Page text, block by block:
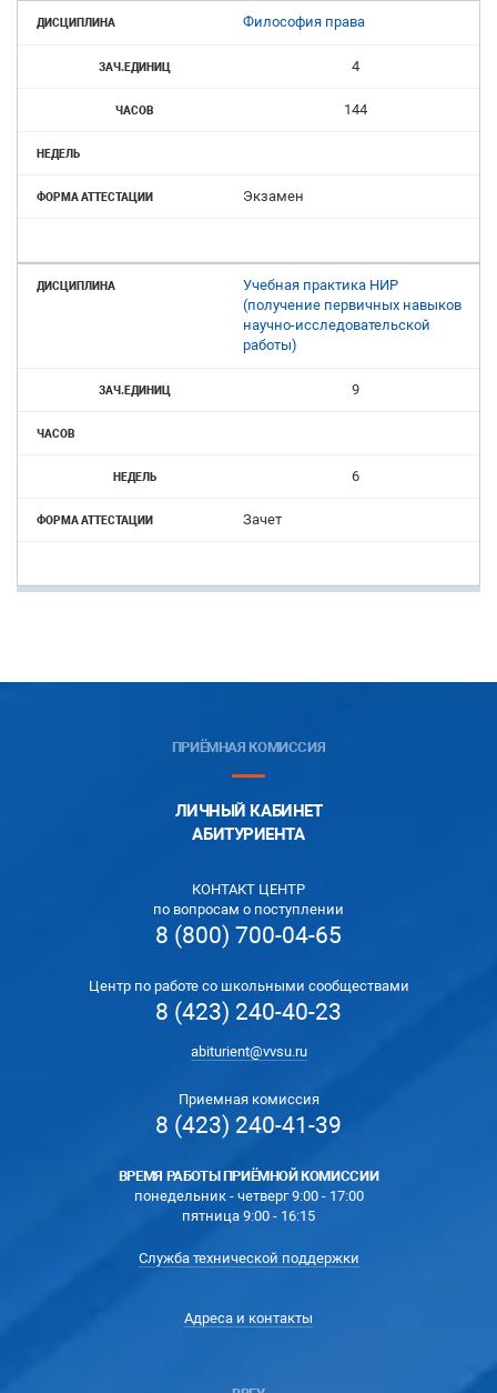
Философия права
4
144
Экзамен
Учебная практика НИР
(получение первичных навыков
научно-исследовательской
работы)
9
6
Зачет
ПРИЁМНАЯ КОМИССИЯ
ЛИЧНЫЙ КАБИНЕТ
АБИТУРИЕНТА
КОНТАКТ ЦЕНТР
по вопросам о поступлении
8 (800) 700-04-65
Центр по работе со школьными сообществами
8 (423) 240-40-23
abiturient@vvsu.ru
Приемная комиссия
8 (423) 240-41-39
ВРЕМЯ РАБОТЫ ПРИЁМНОЙ КОМИССИИ
понедельник - четверг 9:00 - 17:00
пятница 9:00 - 16:15
Служба технической поддержки
Адреса и контакты